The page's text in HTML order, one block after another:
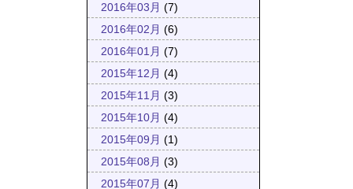
2016年03月 (7)
2016年02月 (6)
2016年01月 (7)
2015年12月 (4)
2015年11月 (3)
2015年10月 (4)
2015年09月 (1)
2015年08月 (3)
2015年07月 (4)